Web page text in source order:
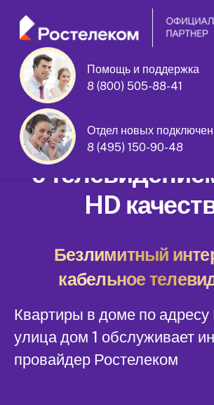
Помощь и поддержка
8 (800) 505-88-41
Отдел новых
8 (495) 150-90-48
Высокая улица дом 1
Домашний
с
HD
Безлимитный
кабельное
Квартиры в доме по
улица дом 1 обслуживает
провайдер Ростелеком